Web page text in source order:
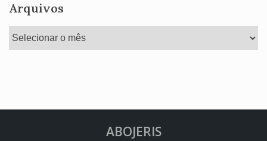
Arquivos
Arquivos
ABOJERIS